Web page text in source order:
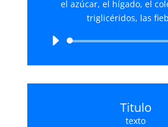
el azúcar, el hígado, el
triglicéridos, las
audio
Titulo
texto